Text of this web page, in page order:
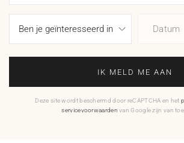
Datum
IK MELD ME AAN
Deze site wordt beschermd door reCAPTCHA en het
servicevoorwaarden van Google zijn van